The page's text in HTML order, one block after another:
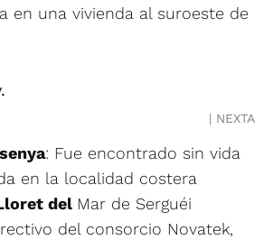
en una vivienda al suroeste de
NEXTA
: Fue encontrado sin vida
en la localidad costera
del Mar de Serguéi
del consorcio Novatek,